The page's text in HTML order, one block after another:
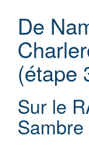
De
(étape
Sur le
Sambre